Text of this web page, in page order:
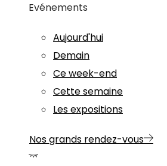
Evénements
Aujourd'hui
Demain
Ce week-end
Cette semaine
Les expositions
Nos grands rendez-vous